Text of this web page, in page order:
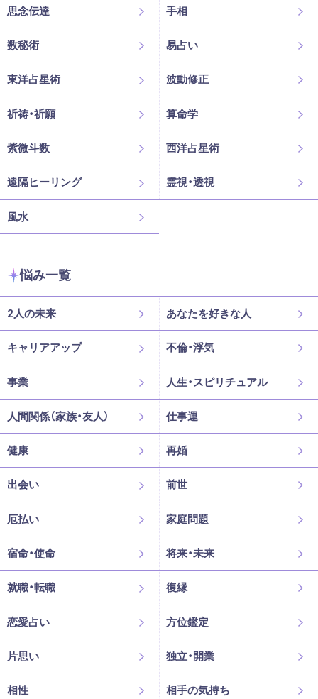
思念伝達 手相
数秘術 易占い
東洋占星術 波動修正
祈祷・祈願 算命学
紫微斗数 西洋占星術
遠隔ヒーリング 霊視・透視
風水
悩み一覧
2人の未来 あなたを好きな人
キャリアアップ 不倫・浮気
事業 人生・スピリチュアル
人間関係（家族・友人） 仕事運
健康 再婚
出会い 前世
厄払い 家庭問題
宿命・使命 将来・未来
就職・転職 復縁
恋愛占い 方位鑑定
片思い 独立・開業
相性 相手の気持ち